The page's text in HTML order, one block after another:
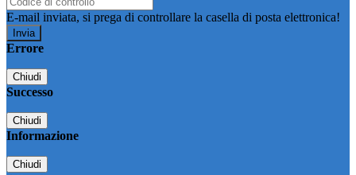
E-mail inviata, si prega di controllare la casella di posta elettronica!
Errore
Chiudi
Successo
Chiudi
Informazione
Chiudi